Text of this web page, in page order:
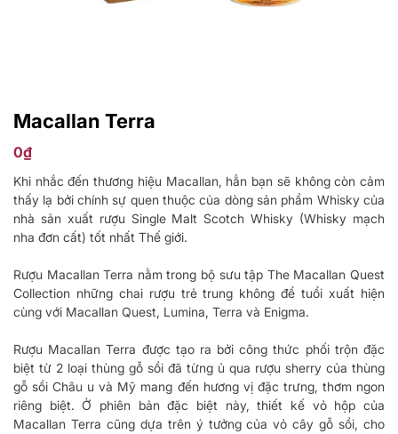
Macallan Terra
0₫
Khi nhắc đến thương hiệu Macallan, hẳn bạn sẽ không còn cảm
thấy lạ bởi chính sự quen thuộc của dòng sản phẩm Whisky của
nhà sản xuất rượu Single Malt Scotch Whisky (Whisky mạch
nha đơn cất) tốt nhất Thế giới.
Rượu Macallan Terra nằm trong bộ sưu tập The Macallan Quest
Collection những chai rượu trẻ trung không để tuổi xuất hiện
cùng với Macallan Quest, Lumina, Terra và Enigma.
Rượu Macallan Terra được tạo ra bởi công thức phối trộn đặc
biệt từ 2 loại thùng gỗ sồi đã từng ủ qua rượu sherry của thùng
gỗ sồi Châu u và Mỹ mang đến hương vị đặc trưng, thơm ngon
riêng biệt. Ở phiên bản đặc biệt này, thiết kế vỏ hộp của
Macallan Terra cũng dựa trên ý tưởng của vỏ cây gỗ sồi, cho